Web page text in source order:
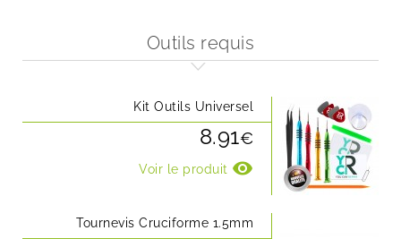
Outils requis
Kit Outils Universel
8.91€
Voir le produit visibility
Tournevis Cruciforme 1.5mm